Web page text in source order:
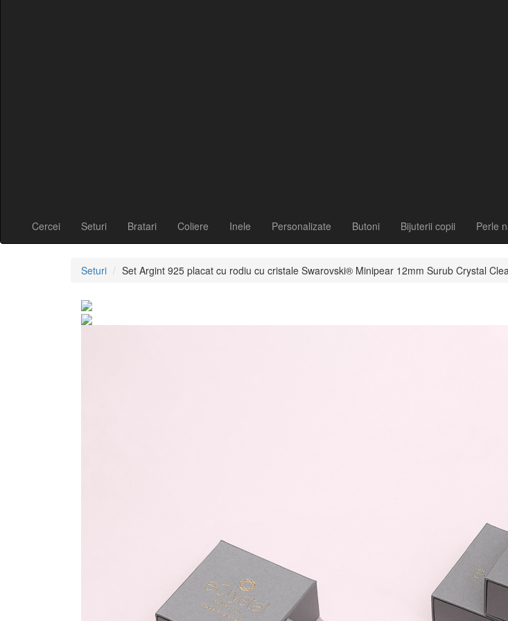
Cercei Seturi Bratari Coliere Inele Personalizate Butoni Bijuterii copii Perle
Seturi Set Argint 925 placat cu rodiu cu cristale Swarovski® Minipear 12mm Surub Crystal
Set Argint
cu cristale
Minipear